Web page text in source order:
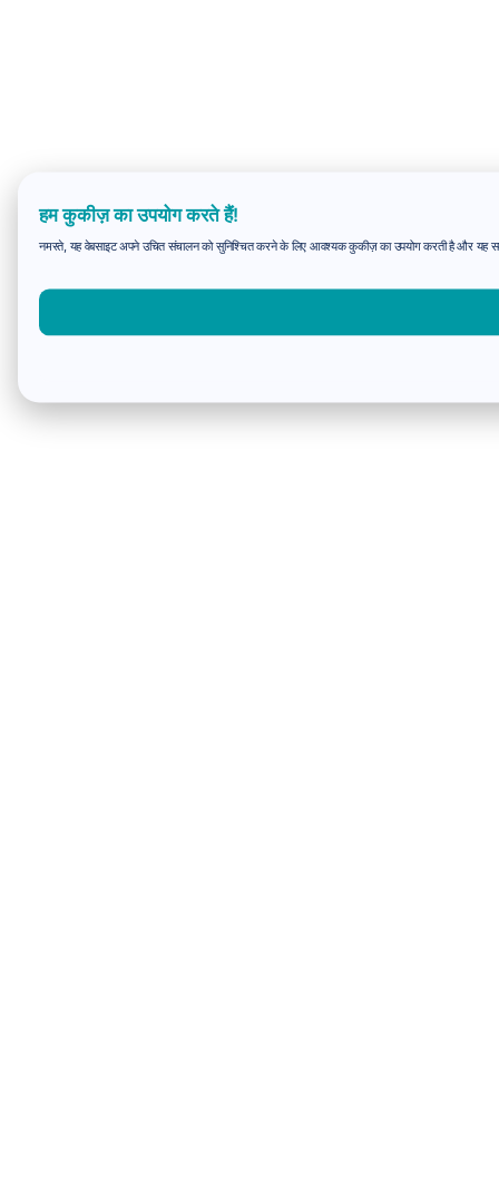
हम कुकीज़ का उपयोग करते हैं!
नमस्ते, यह वेबसाइट अपने उचित संचालन को सुनिश्चित करने के लिए आवश्यक कुकीज़ का उपयोग करती है और यह